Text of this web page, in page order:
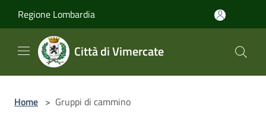
Regione Lombardia
Città di Vimercate
Home > Gruppi di cammino